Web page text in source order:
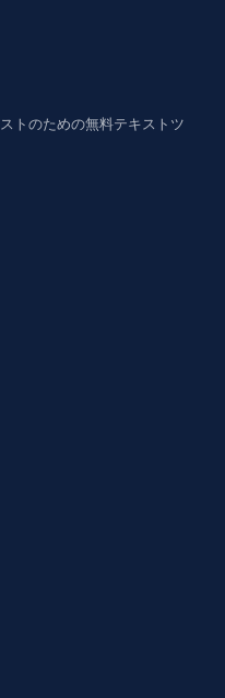
トのための無料テキストツ